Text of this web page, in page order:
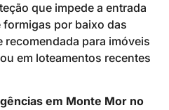
que impede a entrada
por baixo das
recomendada para imóveis
em loteamentos recentes
em Monte Mor no